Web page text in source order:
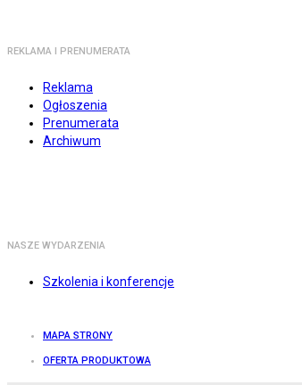
REKLAMA I PRENUMERATA
Reklama
Ogłoszenia
Prenumerata
Archiwum
NASZE WYDARZENIA
Szkolenia i konferencje
MAPA STRONY
OFERTA PRODUKTOWA